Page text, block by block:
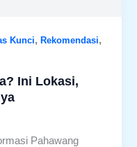
Kunci,Rekomendasi,
Ini Lokasi,
Pahawang